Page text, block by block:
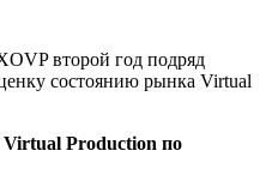
второй год подряд
состоянию рынка Virtual
Production по